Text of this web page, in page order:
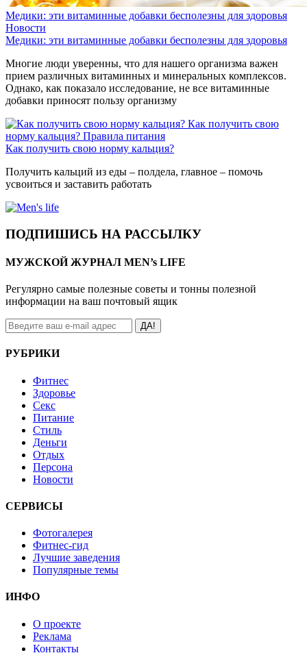
Медики: эти витаминные добавки бесполезны для здоровья
Новости
Медики: эти витаминные добавки бесполезны для здоровья
Многие люди уверенны, что для нашего организма важен
прием различных витаминных и минеральных комплексов.
Однако, как показало исследование, не все витаминные
добавки приносят пользу организму
Как получить свою
норму кальция? Правила питания
Как получить свою норму кальция?
Получить кальций из еды – полдела, главное – помочь
усвоиться и заставить работать
ПОДПИШИСЬ НА РАССЫЛКУ
МУЖСКОЙ ЖУРНАЛ MEN’s LIFE
Регулярно самые полезные советы и тонны полезной
информации на ваш почтовый ящик
ДА!
РУБРИКИ
Фитнес
Здоровье
Секс
Питание
Стиль
Деньги
Отдых
Персона
Новости
СЕРВИСЫ
Фотогалерея
Фитнес-гид
Лучшие заведения
Популярные темы
ИНФО
О проекте
Реклама
Контакты